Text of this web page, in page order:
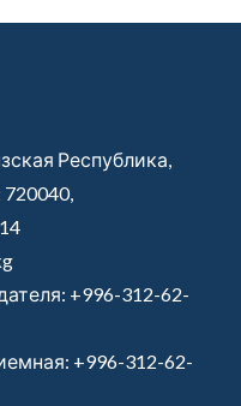
Республика,
+996-312-62-
+996-312-62-